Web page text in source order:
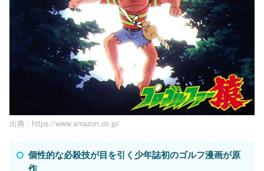
出典 : https://www.amazon.co.jp/
個性的な必殺技が目を引く少年誌初のゴルフ漫画が原
作